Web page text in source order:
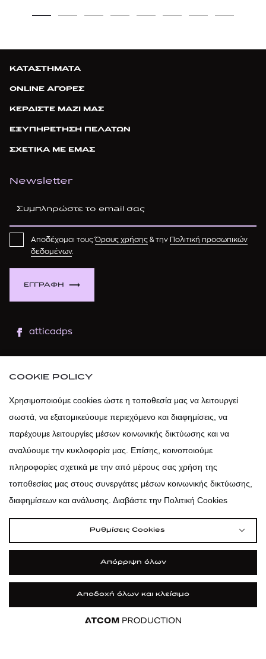
ΚΑΤΑΣΤΗΜΑΤΑ
ONLINE ΑΓΟΡΕΣ
ΚΕΡΔΙΣΤΕ ΜΑΖΙ ΜΑΣ
ΕΞΥΠΗΡΕΤΗΣΗ ΠΕΛΑΤΩΝ
ΣΧΕΤΙΚΑ ΜΕ ΕΜΑΣ
Newsletter
ΕΓΓΡΑΦΗ
Αποδέχομαι τουςΌρους χρήσης & την
Πολιτική προσωπικών
δεδομένων.
atticadps
atticadps
| Πολιτική Cookies | Κώδικας Δεοντολογίας
Προστασία Προσωπικών Δεδομένων
COOKIE POLICY
Χρησιμοποιούμε cookies ώστε η τοποθεσία μας να λειτουργεί
σωστά, να εξατομικεύουμε περιεχόμενο και διαφημίσεις, να
παρέχουμε λειτουργίες μέσων κοινωνικής δικτύωσης και να
αναλύουμε την κυκλοφορία μας. Επίσης, κοινοποιούμε
πληροφορίες σχετικά με την από μέρους σας χρήση της
τοποθεσίας μας στους συνεργάτες μέσων κοινωνικής δικτύωσης,
διαφημίσεων και ανάλυσης. Διαβάστε την Πολιτική Cookies
Ρυθμίσεις Cookies
Απόρριψη όλων
Αποδοχή όλων και κλείσιμο